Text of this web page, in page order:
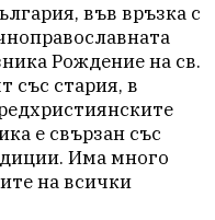
във връзка с
Рождение на св.
със стария, в
е свързан със
Има много
на всички